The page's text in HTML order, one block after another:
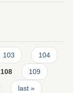
103 104
108 109
last »